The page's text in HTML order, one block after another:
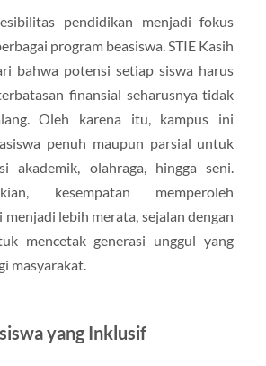
pendidikan menjadi fokus
program beasiswa. STIE Kasih
bahwa potensi setiap siswa harus
finansial seharusnya tidak
Oleh karena itu, kampus ini
penuh maupun parsial untuk
akademik, olahraga, hingga seni.
kesempatan memperoleh
lebih merata, sejalan dengan
mencetak generasi unggul yang
masyarakat.
yang Inklusif